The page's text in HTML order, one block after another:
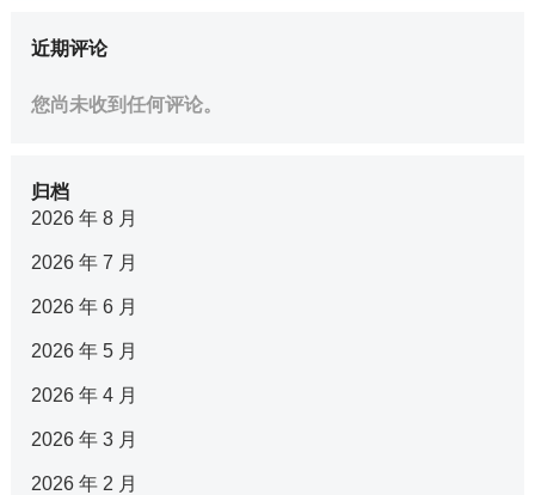
近期评论
您尚未收到任何评论。
归档
2026 年 8 月
2026 年 7 月
2026 年 6 月
2026 年 5 月
2026 年 4 月
2026 年 3 月
2026 年 2 月